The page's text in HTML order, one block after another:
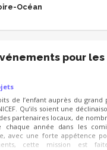
Océan
pour
de l’enfant auprès du grand
Qu’ils soient une
partenaires locaux, de
chaque année dans les
avec une forte appétence
cette mission est